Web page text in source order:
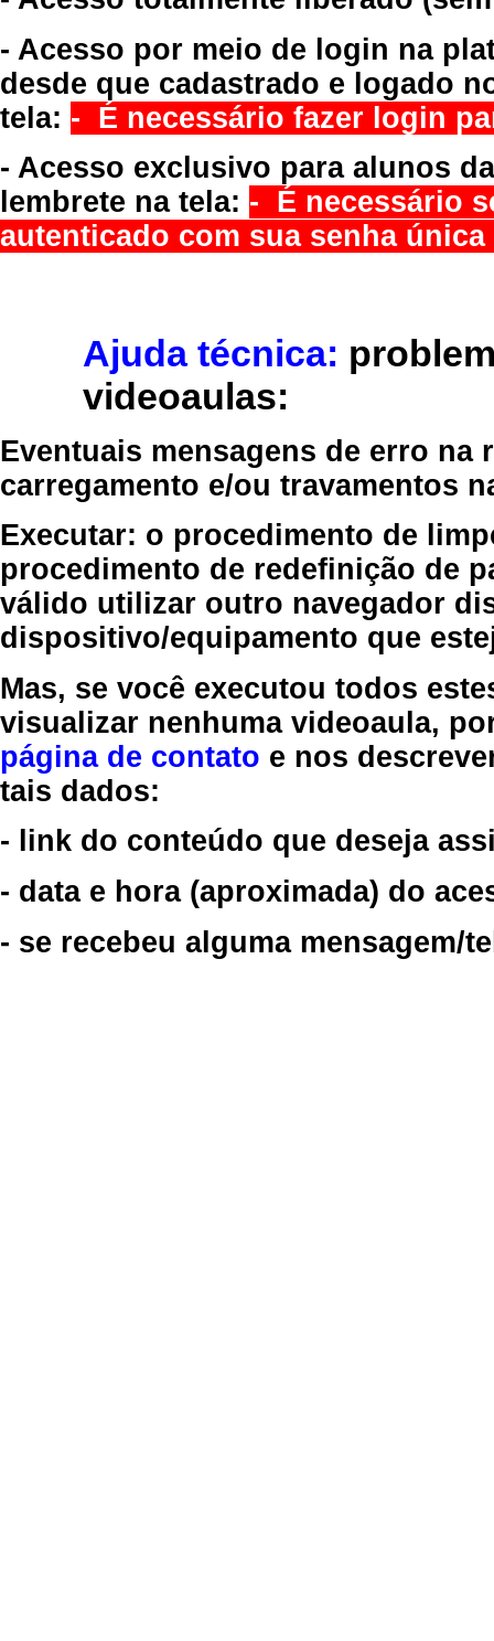
- Acesso por meio de login na
desde que cadastrado e logado
tela: - É necessário fazer login
- Acesso exclusivo para alunos
lembrete na tela: - É necessário
autenticado com sua senha
Ajuda técnica:
videoaulas:
Eventuais mensagens de erro
carregamento e/ou travamentos
Executar: o procedimento de
procedimento de redefinição de
válido utilizar outro navegador
dispositivo/equipamento que
Mas, se você executou todos
visualizar nenhuma videoaula,
página de contato e nos
tais dados:
- link do conteúdo que deseja
- data e hora (aproximada) do
- se recebeu alguma mensagem/